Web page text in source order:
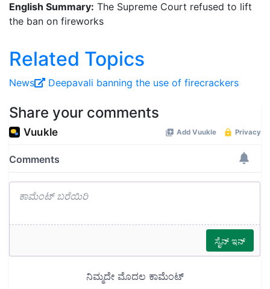
English Summary: The Supreme Court refused to lift
the ban on fireworks
Related Topics
News Deepavali banning the use of firecrackers
Share your comments